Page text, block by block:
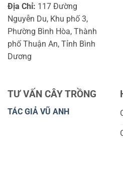
Địa Chỉ: 117 Đường
Nguyễn Du, Khu phố 3,
Phường Bình Hòa, Thành
phố Thuận An, Tỉnh Bình
Dương
TƯ VẤN CÂY TRỒNG
TÁC GIẢ VŨ ANH